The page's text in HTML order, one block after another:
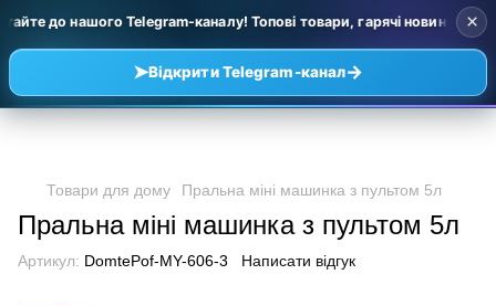
до нашого Telegram-каналу! Топові товари, гарячі новинки та
➤Відкрити Telegram-канал→
×
Товари для дому Пральна міні машинка з пультом 5л
Пральна міні машинка з пультом 5л
Артикул: DomtePof-MY-606-3 Написати відгук